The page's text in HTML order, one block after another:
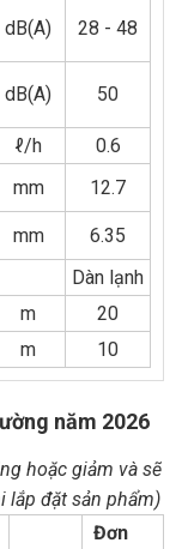
dB(A) 28 - 48
dB(A) 50
ℓ/h
0.6
mm 12.7
mm
6.35
Dàn lạnh
m
20
m 10
năm 2026
hoặc giảm và sẽ
lắp đặt sản phẩm)
Đơn